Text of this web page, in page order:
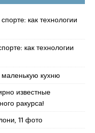
как технологии
как технологии
маленькую кухню
известные
ракурса!
11 фото